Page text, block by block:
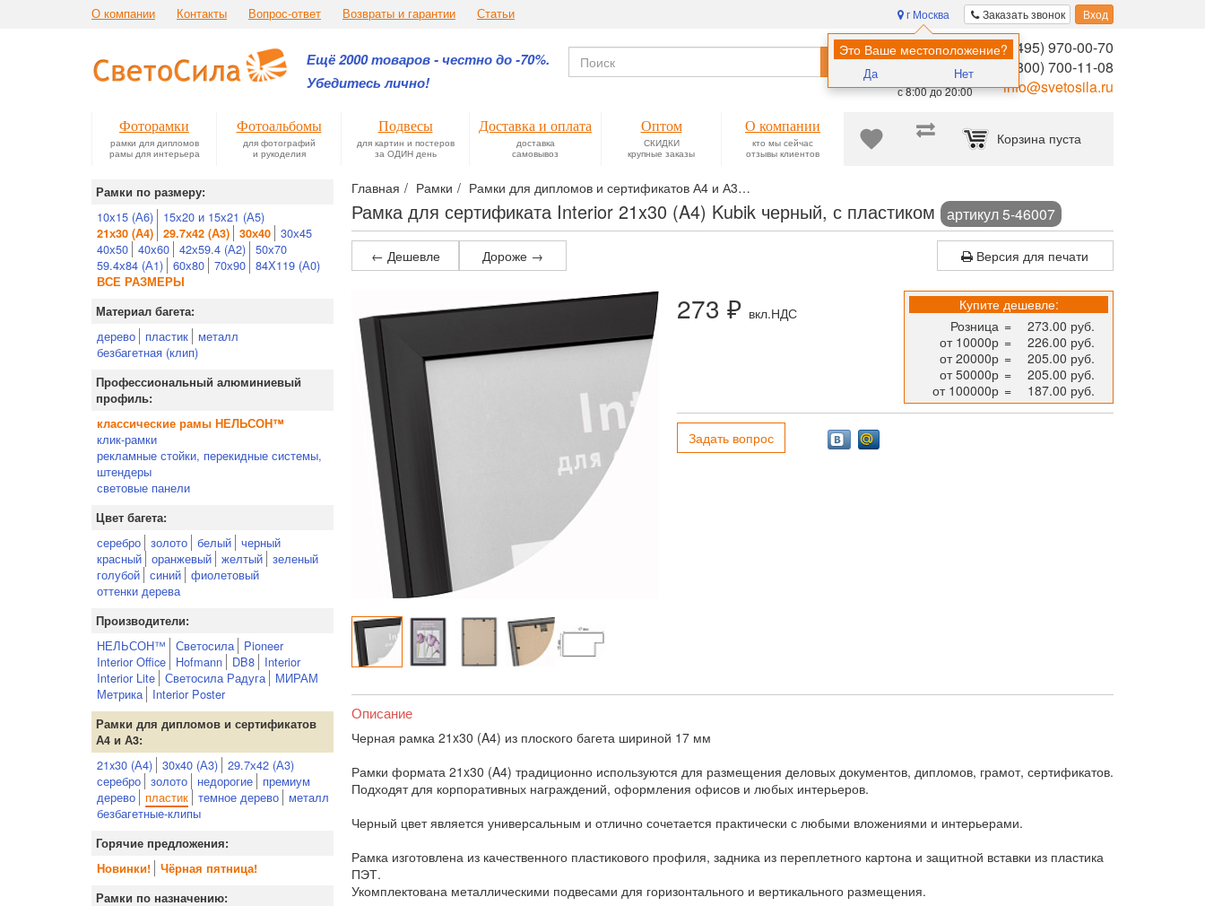
О компании Контакты Вопрос-ответ Возвраты и гарантии Статьи Заказать звонок Вход
г Москва
Это Ваше местоположение?
Да Нет
Ещё 2000 товаров - честно до -70%.
Убедитесь лично!
Помощь в
выборе:
Ежедневно,
с 8:00 до 20:00
8 (495) 970-00-70
8 (800) 700-11-08
info@svetosila.ru
Найти
Корзина пуста
Фоторамки
рамки для дипломов
рамы для интерьера
Фотоальбомы
для фотографий
и рукоделия
Подвесы
для картин и постеров
за ОДИН день
Доставка и оплата
доставка
самовывоз
Оптом
СКИДКИ
крупные заказы
О компании
кто мы сейчас
отзывы клиентов
Главная Рамки Рамки для дипломов и сертификатов А4 и А3
Рамка для сертификата Interior 21x30 (A4) Kubik черный, с пластиком артикул 5-46007
Рамки по размеру:
10х15 (А6) 15х20 и 15х21 (А5)
21х30 (А4) 29.7х42 (А3) 30х40
30х45
40х50 40х60 42х59.4 (А2) 50х70
59.4х84 (А1) 60х80 70х90 84Х119 (А0)
ВСЕ РАЗМЕРЫ
Материал багета:
дерево пластик
металл
безбагетная (клип)
Профессиональный алюминиевый
профиль:
классические рамы НЕЛЬСОН™
клик-рамки
рекламные стойки, перекидные системы,
штендеры
световые панели
Цвет багета:
серебро золото белый черный
красный оранжевый желтый зеленый
голубой синий фиолетовый
оттенки дерева
Производители:
НЕЛЬСОН™ Светосила
Pioneer
Interior Office
Hofmann DB8
Interior
Interior Lite Светосила Радуга
МИРАМ
Метрика
Interior Poster
Рамки для дипломов и сертификатов
А4 и А3:
21x30 (А4) 30x40 (А3) 29.7х42 (А3)
серебро золото недорогие
премиум
дерево пластик темное дерево
металл
безбагетные-клипы
Горячие предложения:
Новинки!
Чёрная пятница!
Рамки по назначению:
← Дешевле Дороже → Версия для печати
273 ₽ вкл.НДС
Купите дешевле:
Розница =
273.00 руб.
от 10000р =
226.00 руб.
от 20000р =
205.00 руб.
от 50000р =
205.00 руб.
от 100000р = 187.00 руб.
Задать вопрос
Описание
Черная рамка 21x30 (A4) из плоского багета шириной 17 мм
Рамки формата 21x30 (A4) традиционно используются для размещения деловых документов, дипломов, грамот, сертификатов.
Подходят для корпоративных награждений, оформления офисов и любых интерьеров.
Черный цвет является универсальным и отлично сочетается практически с любыми вложениями и интерьерами.
Рамка изготовлена из качественного пластикового профиля, задника из переплетного картона и защитной вставки из пластика
ПЭТ.
Укомплектована металлическими подвесами для горизонтального и вертикального размещения.